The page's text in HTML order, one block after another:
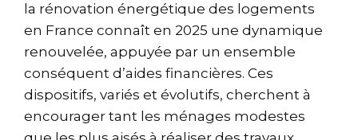
la rénovation énergétique des logements
en France connaît en 2025 une dynamique
renouvelée, appuyée par un ensemble
conséquent d’aides financières. Ces
dispositifs, variés et évolutifs, cherchent à
encourager tant les ménages modestes